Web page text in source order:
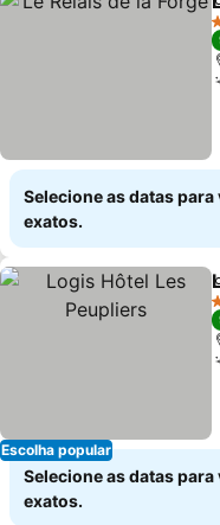
Selecione as datas
exatos.
Escolha popular
Selecione as datas
exatos.